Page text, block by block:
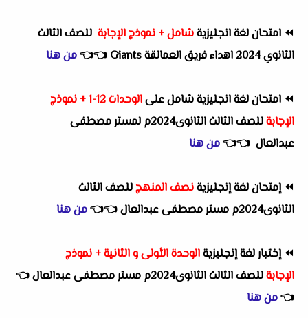
⏪ امتحان لغة انجليزيةشامل + نموذج الإجابة للصف الثالث
الثانوي 2024 اهداء فريق العمالقة Giants
👈
👈من هنا
⏪ امتحان لغة انجليزية شامل على
الوحدات 12-1 + نموذج
الإجابة
للصف الثالث الثانوى2024م لمستر مصطفى
عبدالعال 👈
👈من هنا
⏪إمتحان لغة إنجليزيةنصف المنهجللصف الثالث
الثانوى2024م مستر مصطفى عبدالعال
👈
👈من هنا
⏪إختبار لغة إنجليزيةالوحدة الأولى و الثانية + نموذج
الإجابةللصف الثالث الثانوى2024م مستر مصطفى عبدالعال
👈
👈من هنا